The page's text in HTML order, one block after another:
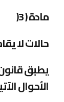
مادة ( 3 (
حالات لا
يطبق
الأحوال